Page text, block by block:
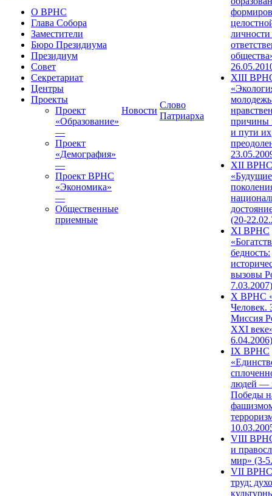
О ВРНС
Глава Собора
Заместители
Бюро Президиума
Президиум
Совет
Секретариат
Центры
Проекты
Проект
«Образование»
—
Проект
«Демография»
—
Проект ВРНС
«Экономика»
—
Общественные
приемные
Новости
Слово
Патриарха
XIII
причины
и пути их
XII ВРНС
«Будущие
(20-
XI ВРНС
бедность:
вызовы
7.03.2007)
X ВРНС
Человек.
Миссия
XXI
6.04.2006)
IX ВРНС
людей —
Победы
VIII
и
мир» (3-
VII ВРНС
труд: